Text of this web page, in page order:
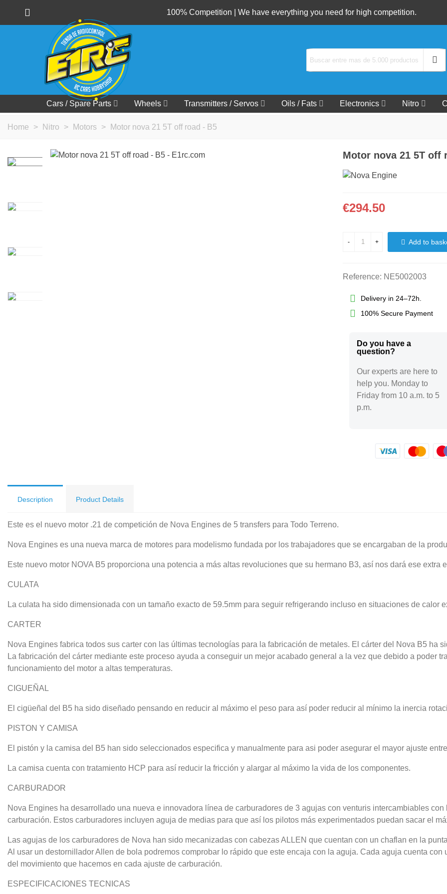
100% Competition | We have everything you need for high competition.
Cars / Spare Parts Wheels Transmitters / Servos Oils / Fats Electronics Nitro
Home > Nitro > Motors > Motor nova 21 5T off road - B5
Motor nova 21 5T off
€294.50
- + Add to
Reference: NE5002003
Delivery in 24–72h.
100% Secure Payment
Do you have a
question?​
Our experts are here to
help you. Monday to
Friday from 10 a.m. to 5
p.m.
Description Product Details
Este es el nuevo motor .21 de competición de Nova Engines de 5 transfers para Todo Terreno.
Nova Engines es una nueva marca de motores para modelismo fundada por los trabajadores que se encargaban de la
Este nuevo motor NOVA B5 proporciona una potencia a más altas revoluciones que su hermano B3, así nos dará ese extra
CULATA
La culata ha sido dimensionada con un tamaño exacto de 59.5mm para seguir refrigerando incluso en situaciones de calor
CARTER
Nova Engines fabrica todos sus carter con las últimas tecnologías para la fabricación de metales. El cárter del Nova B5 ha
La fabricación del cárter mediante este proceso ayuda a conseguir un mejor acabado general a la vez que debido a poder
funcionamiento del motor a altas temperaturas.
CIGUEÑAL
El cigüeñal del B5 ha sido diseñado pensando en reducir al máximo el peso para así poder reducir al mínimo la inercia
PISTON Y CAMISA
El pistón y la camisa del B5 han sido seleccionados especifica y manualmente para asi poder asegurar el mayor ajuste
La camisa cuenta con tratamiento HCP para así reducir la fricción y alargar al máximo la vida de los componentes.
CARBURADOR
Nova Engines ha desarrollado una nueva e innovadora línea de carburadores de 3 agujas con venturis intercambiables
carburación. Estos carburadores incluyen aguja de medias para que así los pilotos más experimentados puedan sacar el
Las agujas de los carburadores de Nova han sido mecanizadas con cabezas ALLEN que cuentan con un chaflan en la
Al usar un destornillador Allen de bola podremos comprobar lo rápido que este encaja con la aguja. Cada aguja cuenta
del movimiento que hacemos en cada ajuste de carburación.
ESPECIFICACIONES TECNICAS